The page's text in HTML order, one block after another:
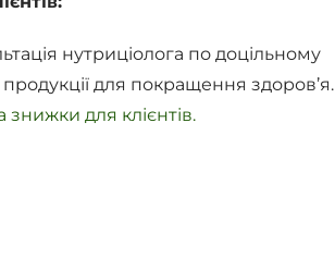
нутриціолога по доцільному
для покращення здоров’я.
для клієнтів.